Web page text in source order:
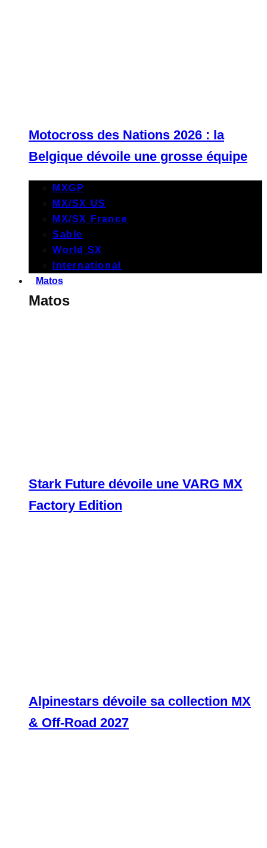
Motocross des Nations 2026 : la
Belgique dévoile une grosse équipe
MXGP
MX/SX US
MX/SX France
Sable
World SX
International
Matos
Matos
Stark Future dévoile une VARG MX
Factory Edition
Alpinestars dévoile sa collection MX
& Off-Road 2027